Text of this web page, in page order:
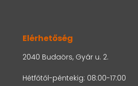
Elérhetőség
2040 Budaörs, Gyár u. 2.
Hétfőtől-péntekig: 08:00-17:00